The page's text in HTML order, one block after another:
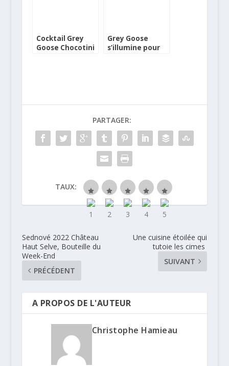
Cocktail Grey
Goose Chocotini
Grey Goose
s’illumine pour
PARTAGER:
TAUX:
Sednové 2022 Château
Haut Selve, Bouteille du
Week-End
PRÉCÉDENT
Une cuisine étoilée qui
tutoie les cimes
SUIVANT
A PROPOS DE L'AUTEUR
Christophe Hamieau